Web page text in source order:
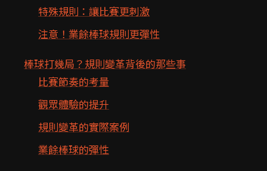
特殊規則：讓比賽更刺激
注意！業餘棒球規則更彈性
棒球打幾局？規則變革背後的那些事
比賽節奏的考量
觀眾體驗的提升
規則變革的實際案例
業餘棒球的彈性